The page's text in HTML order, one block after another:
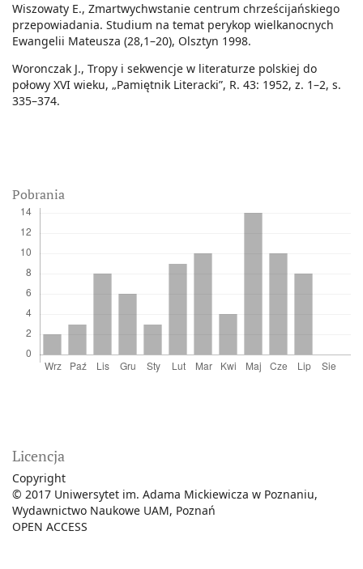
Pobrania
Wiszowaty E., Zmartwychwstanie centrum chrześcijańskiego
przepowiadania. Studium na temat perykop wielkanocnych
Ewangelii Mateusza (28,1–20), Olsztyn 1998.
Woronczak J., Tropy i sekwencje w literaturze polskiej do
połowy XVI wieku, „Pamiętnik Literacki”, R. 43: 1952, z. 1–2, s.
335–374.
Licencja
Copyright
© 2017 Uniwersytet im. Adama Mickiewicza w Poznaniu,
Wydawnictwo Naukowe UAM, Poznań
OPEN ACCESS